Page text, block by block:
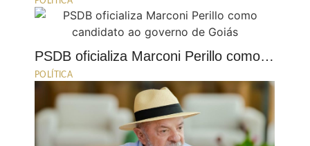
PSDB oficializa Marconi Perillo como…
POLÍTICA